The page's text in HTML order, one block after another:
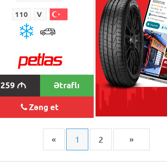
110 V
259 M Ətraflı
Zəng et
110 Y
260M
« 1 2 »